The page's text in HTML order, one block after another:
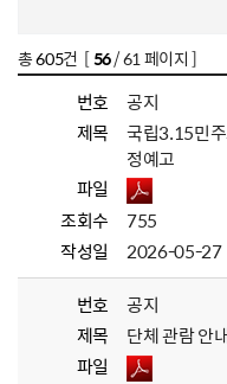
총605건 [56/ 61 페이지 ]
번호
공지
제목
국립3.15민
정예고
파일
조회수
755
작성일
2026-05-27
번호
공지
제목
단체 관람 안
파일